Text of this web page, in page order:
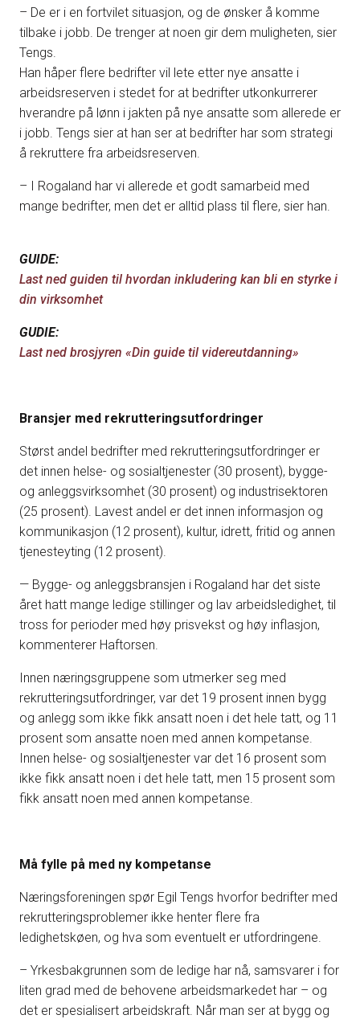
– De er i en fortvilet situasjon, og de ønsker å komme
tilbake i jobb. De trenger at noen gir dem muligheten, sier
Tengs.
Han håper flere bedrifter vil lete etter nye ansatte i
arbeidsreserven i stedet for at bedrifter utkonkurrerer
hverandre på lønn i jakten på nye ansatte som allerede er
i jobb. Tengs sier at han ser at bedrifter har som strategi
å rekruttere fra arbeidsreserven.
– I Rogaland har vi allerede et godt samarbeid med
mange bedrifter, men det er alltid plass til flere, sier han.
GUIDE:
Last ned guiden til hvordan inkludering kan bli en styrke i
din virksomhet
GUDIE:
Last ned brosjyren «Din guide til videreutdanning»
Bransjer med rekrutteringsutfordringer
Størst andel bedrifter med rekrutteringsutfordringer er
det innen helse- og sosialtjenester (30 prosent), bygge-
og anleggsvirksomhet (30 prosent) og industrisektoren
(25 prosent). Lavest andel er det innen informasjon og
kommunikasjon (12 prosent), kultur, idrett, fritid og annen
tjenesteyting (12 prosent).
— Bygge- og anleggsbransjen i Rogaland har det siste
året hatt mange ledige stillinger og lav arbeidsledighet, til
tross for perioder med høy prisvekst og høy inflasjon,
kommenterer Haftorsen.
Innen næringsgruppene som utmerker seg med
rekrutteringsutfordringer, var det 19 prosent innen bygg
og anlegg som ikke fikk ansatt noen i det hele tatt, og 11
prosent som ansatte noen med annen kompetanse.
Innen helse- og sosialtjenester var det 16 prosent som
ikke fikk ansatt noen i det hele tatt, men 15 prosent som
fikk ansatt noen med annen kompetanse.
Må fylle på med ny kompetanse
Næringsforeningen spør Egil Tengs hvorfor bedrifter med
rekrutteringsproblemer ikke henter flere fra
ledighetskøen, og hva som eventuelt er utfordringene.
– Yrkesbakgrunnen som de ledige har nå, samsvarer i for
liten grad med de behovene arbeidsmarkedet har – og
det er spesialisert arbeidskraft. Når man ser at bygg og